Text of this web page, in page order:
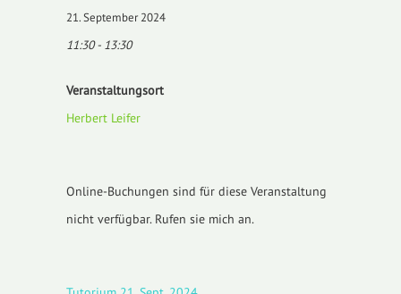
21. September 2024
11:30 - 13:30
Veranstaltungsort
Herbert Leifer
Online-Buchungen sind für diese Veranstaltung
nicht verfügbar. Rufen sie mich an.